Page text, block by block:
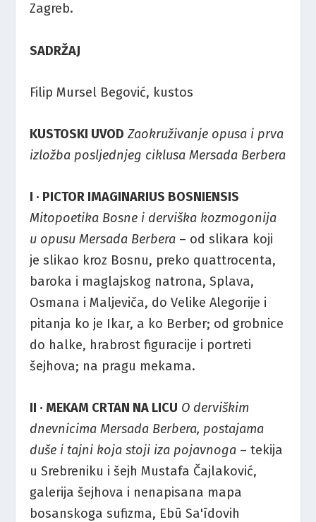
Zagreb.
SADRŽAJ
Filip Mursel Begović, kustos
KUSTOSKI UVOD Zaokruživanje opusa i prva
izložba posljednjeg ciklusa Mersada Berbera
I · PICTOR IMAGINARIUS BOSNIENSIS
Mitopoetika Bosne i derviška kozmogonija
u opusu Mersada Berbera – od slikara koji
je slikao kroz Bosnu, preko quattrocenta,
baroka i maglajskog natrona, Splava,
Osmana i Maljeviča, do Velike Alegorije i
pitanja ko je Ikar, a ko Berber; od grobnice
do halke, hrabrost figuracije i portreti
šejhova; na pragu mekama.
II · MEKAM CRTAN NA LICU O derviškim
dnevnicima Mersada Berbera, postajama
duše i tajni koja stoji iza pojavnoga – tekija
u Srebreniku i šejh Mustafa Čajlaković,
galerija šejhova i nenapisana mapa
bosanskoga sufizma, Ebū Sa'īdovih